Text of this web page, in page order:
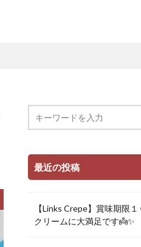
最近の投稿
【Links Crepe】賞味期限
クリームに大満足です👼✨